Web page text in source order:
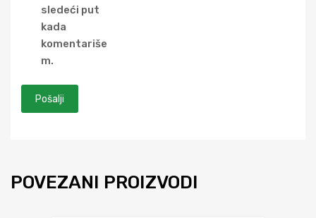
sledeći put
kada
komentariše
m.
POVEZANI PROIZVODI